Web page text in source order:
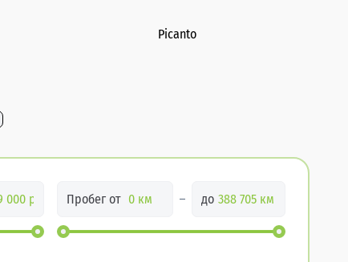
Picanto
Пробег от до